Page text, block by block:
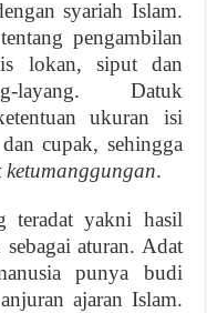
syariah Islam.
pengambilan
lokan, siput dan
layang. Datuk
ukuran isi
cupak, sehingga
ketumanggungan.
teradat yakni hasil
aturan. Adat
punya budi
ajaran Islam.